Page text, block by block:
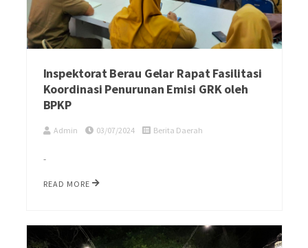
Inspektorat Berau Gelar Rapat Fasilitasi
Koordinasi Penurunan Emisi GRK oleh
BPKP
Admin 03/07/2024 Berita Daerah
-
READ MORE